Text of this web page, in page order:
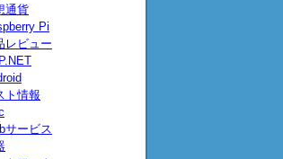
通貨
Pi
レビュー
ト情報
サービス